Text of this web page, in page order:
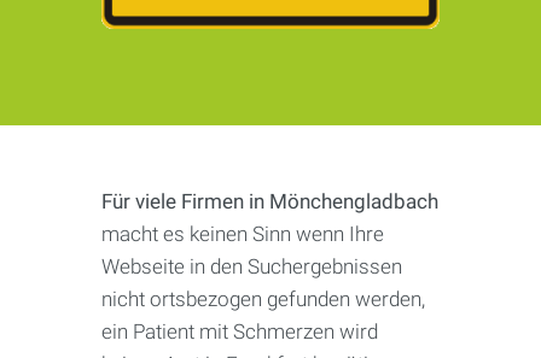
Für viele Firmen in Mönchengladbach
macht es keinen Sinn wenn Ihre
Webseite in den Suchergebnissen
nicht ortsbezogen gefunden werden,
ein Patient mit Schmerzen wird